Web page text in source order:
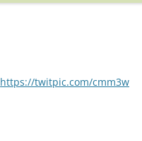
https://twitpic.com/cmm3w